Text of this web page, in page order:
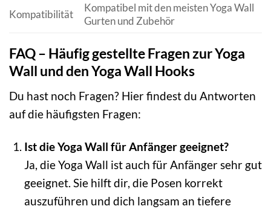
Kompatibilität
Kompatibel mit den meisten Yoga Wall
Gurten und Zubehör
FAQ – Häufig gestellte Fragen zur Yoga
Wall und den Yoga Wall Hooks
Du hast noch Fragen? Hier findest du Antworten
auf die häufigsten Fragen:
Ist die Yoga Wall für Anfänger geeignet?
Ja, die Yoga Wall ist auch für Anfänger sehr gut
geeignet. Sie hilft dir, die Posen korrekt
auszuführen und dich langsam an tiefere